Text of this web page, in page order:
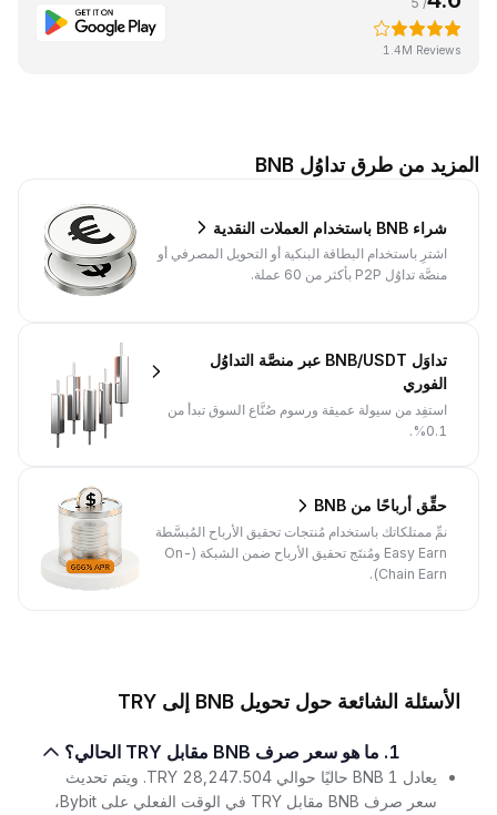
1.4M Reviews
المزيد من طرق تداوُل BNB
شراء BNB باستخدام العملات النقدية
اشترِ باستخدام البطاقة البنكية أو التحويل المصرفي أو
منصَّة تداوُل P2P بأكثر من 60 عملة.
تداوَل BNB/USDT عبر منصَّة التداوُل
الفوري
استفِد من سيولة عميقة ورسوم صُنَّاع السوق تبدأ من
0.1%.
حقِّق أرباحًا من BNB
نمِّ ممتلكاتك باستخدام مُنتجات تحقيق الأرباح المُبسَّطة
Easy Earn ومُنتَج تحقيق الأرباح ضمن الشبكة (On-
Chain Earn).
الأسئلة الشائعة حول تحويل BNB إلى TRY
1. ما هو سعر صرف BNB مقابل TRY الحالي؟
يعادل 1 BNB حاليًا حوالي 28,247.504 TRY. ويتم تحديث
سعر صرف BNB مقابل TRY في الوقت الفعلي على Bybit،